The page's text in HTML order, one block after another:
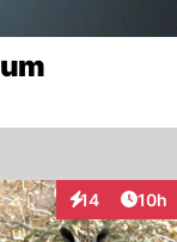
14
Interaktionen
10h